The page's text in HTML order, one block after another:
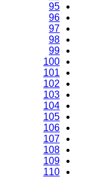
95
96
97
98
99
100
101
102
103
104
105
106
107
108
109
110